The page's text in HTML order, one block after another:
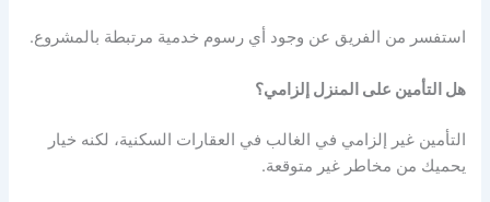
استفسر من الفريق عن وجود أي رسوم خدمية مرتبطة بالمشروع.
هل التأمين على المنزل إلزامي؟
التأمين غير إلزامي في الغالب في العقارات السكنية، لكنه خيار
يحميك من مخاطر غير متوقعة.